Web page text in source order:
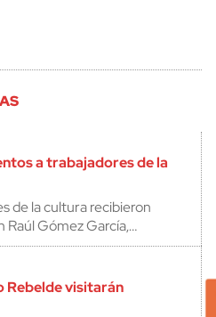
a trabajadores de la
de la cultura recibieron
Raúl Gómez García,…
Rebelde visitarán